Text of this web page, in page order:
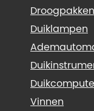
Duiklampen
Vinnen